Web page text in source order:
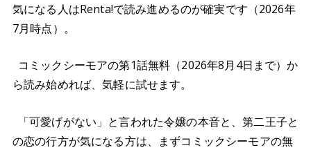
気になる人はRenta!で読み進めるのが確実です（2026年
7月時点）。
コミックシーモアの第1話無料（2026年8月4日まで）か
ら読み始めれば、気軽に試せます。
「可愛げがない」と言われた令嬢の本音と、第二王子と
の恋の行方が気になる方は、まずコミックシーモアの無